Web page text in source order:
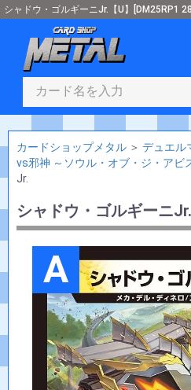
シャドウ・ゴルギーニJr.【U】[DM25RP1
カードショップメタル ＞ デュエル
vs邪神 ～ソウル・オブ・ジ・アビ
Jr.
シャドウ・ゴルギーニJr.
A